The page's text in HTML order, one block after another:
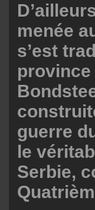
menée
s’est
province
guerre
le
Serbie,